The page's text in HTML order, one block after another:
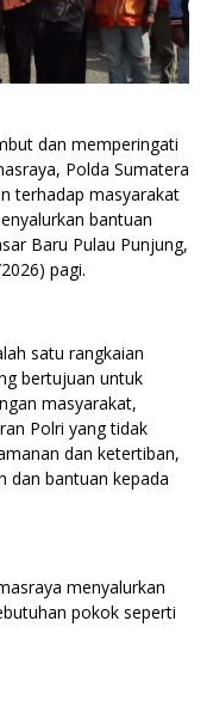
dan memperingati
Polda Sumatera
terhadap masyarakat
bantuan
Baru Pulau Punjung,
pagi.
satu rangkaian
bertujuan untuk
masyarakat,
Polri yang tidak
dan ketertiban,
dan bantuan kepada
menyalurkan
pokok seperti